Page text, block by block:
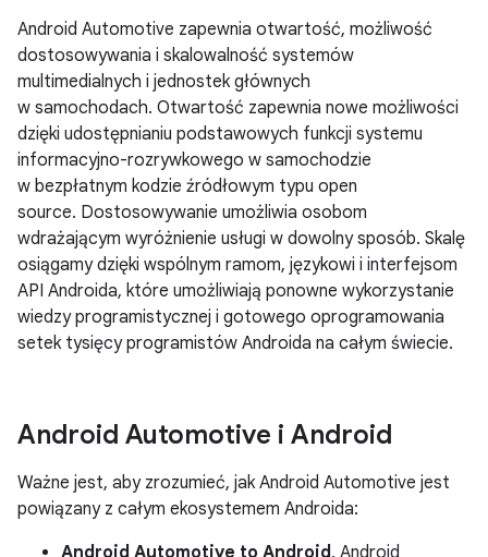
Android Automotive zapewnia otwartość, możliwość
dostosowywania i skalowalność systemów
multimedialnych i jednostek głównych
w samochodach. Otwartość zapewnia nowe możliwości
dzięki udostępnianiu podstawowych funkcji systemu
informacyjno-rozrywkowego w samochodzie
w bezpłatnym kodzie źródłowym typu open
source. Dostosowywanie umożliwia osobom
wdrażającym wyróżnienie usługi w dowolny sposób. Skalę
osiągamy dzięki wspólnym ramom, językowi i interfejsom
API Androida, które umożliwiają ponowne wykorzystanie
wiedzy programistycznej i gotowego oprogramowania
setek tysięcy programistów Androida na całym świecie.
Android Automotive i Android
Ważne jest, aby zrozumieć, jak Android Automotive jest
powiązany z całym ekosystemem Androida:
Android Automotive to Android . Android